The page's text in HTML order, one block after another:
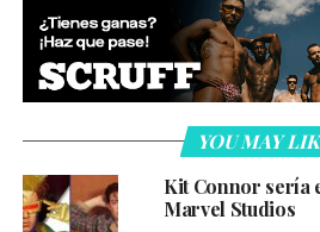
YOU MAY
Kit Connor sería
Marvel Studios